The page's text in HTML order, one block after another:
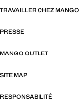
TRAVAILLER CHEZ MANGO
PRESSE
MANGO OUTLET
SITE MAP
RESPONSABILITÉ